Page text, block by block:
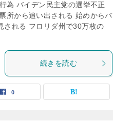
為 バイデン民主党の選挙不正
所から追い出される 始めからバ
される フロリダ州で30万枚の
続きを読む
0